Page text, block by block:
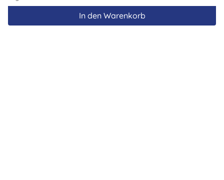
In den Warenkorb